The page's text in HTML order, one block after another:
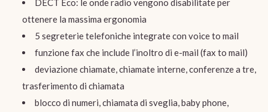
DECT Eco: le onde radio vengono disabilitate per
ottenere la massima ergonomia
5 segreterie telefoniche integrate con voice to mail
funzione fax che include l’inoltro di e-mail (fax to mail)
deviazione chiamate, chiamate interne, conferenze a tre,
trasferimento di chiamata
blocco di numeri, chiamata di sveglia, baby phone,